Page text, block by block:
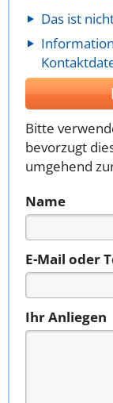
Das ist
Bitte
bevorzugt
umgehend
Name
E-Mail oder
Ihr Anliegen